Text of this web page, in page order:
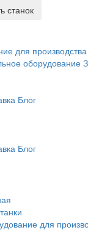
станок
для
оборудование
Блог
Блог
для